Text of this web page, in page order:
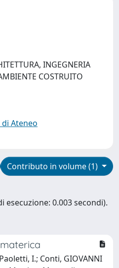
INGEGNERIA
COSTRUITO
Ateneo
Contributo in volume (1)
esecuzione: 0.003 secondi).
materica
I.; Conti, GIOVANNI